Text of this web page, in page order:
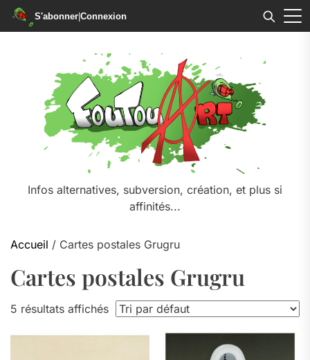
S'abonner|Connexion
Infos alternatives, subversion, création, et plus si
affinités...
Accueil / Cartes postales Grugru
Cartes postales Grugru
5 résultats affichés